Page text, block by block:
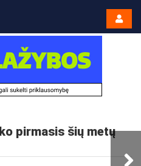
pirmasis šių metų